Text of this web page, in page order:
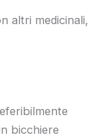
altri medicinali,
bicchiere